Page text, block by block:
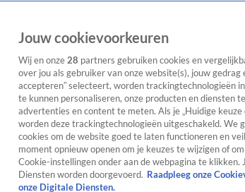
Jouw cookievoorkeuren
Wij en onze 28 partners gebruiken cookies en
over jou als gebruiker van onze website(s), jouw gedrag
accepteren” selecteert, worden trackingtechnologieën
te kunnen personaliseren, onze producten en diensten
advertenties en content te meten. Als je „Huidige
worden deze trackingtechnologieën uitgeschakeld. We
cookies om de website goed te laten functioneren en
moment opnieuw openen om je keuzes te wijzigen of
Cookie-instellingen onder aan de webpagina te klikken.
Diensten worden doorgevoerd. Raadpleeg onze
onze Digitale Diensten.